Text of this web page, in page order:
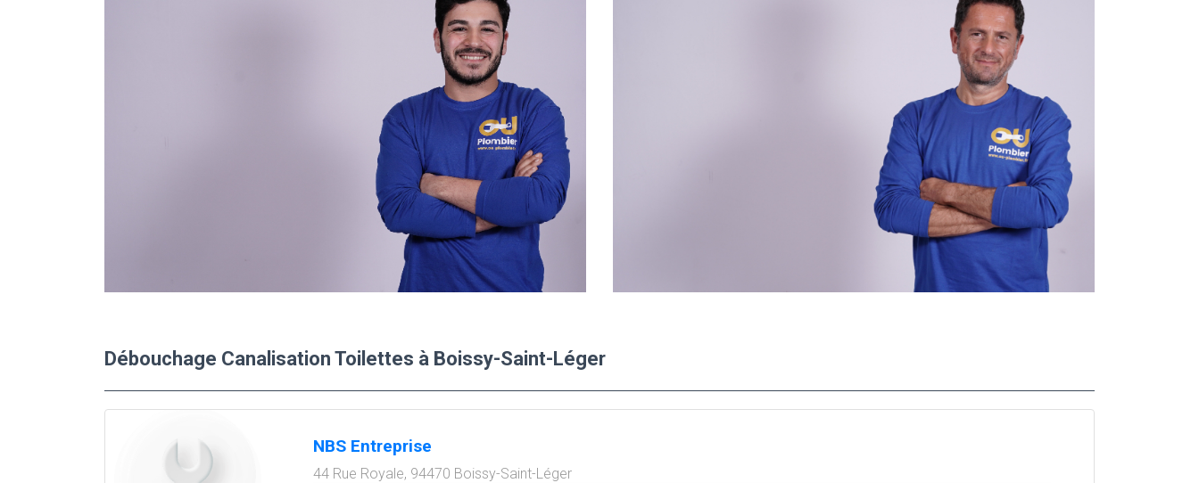
Débouchage Canalisation Toilettes à Boissy-Saint-Léger
NBS Entreprise
44 Rue Royale, 94470 Boissy-Saint-Léger